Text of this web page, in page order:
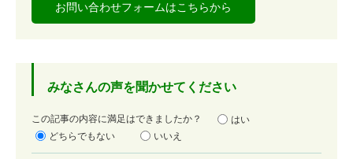
お問い合わせフォームはこちらから
みなさんの声を聞かせてください
満
足
この記事の内容に満足はできましたか？
はい
どちらでもない
いいえ